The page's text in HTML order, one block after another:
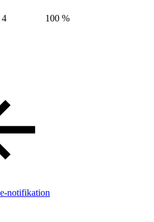
4 100 %
notifikation